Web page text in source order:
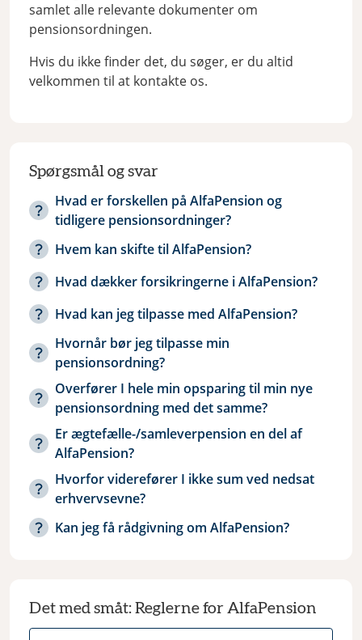
samlet alle relevante dokumenter om
pensionsordningen.
Hvis du ikke finder det, du søger, er du altid
velkommen til at kontakte os.
Spørgsmål og svar
Hvad er forskellen på AlfaPension og
tidligere pensionsordninger?
Hvem kan skifte til AlfaPension?
Hvad dækker forsikringerne i AlfaPension?
Hvad kan jeg tilpasse med AlfaPension?
Hvornår bør jeg tilpasse min
pensionsordning?
Overfører I hele min opsparing til min nye
pensionsordning med det samme?
Er ægtefælle-/samleverpension en del af
AlfaPension?
Hvorfor viderefører I ikke sum ved nedsat
erhvervsevne?
Kan jeg få rådgivning om AlfaPension?
Det med småt: Reglerne for AlfaPension